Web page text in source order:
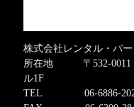
株式会社レンタル・パー
所在地 〒532-0011
ル1F
TEL 06-6886-